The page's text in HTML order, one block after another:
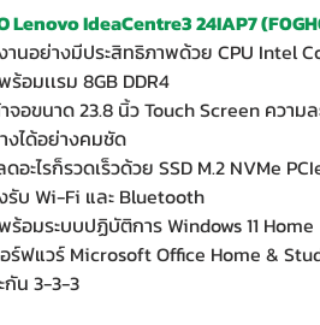
Lenovo IdeaCentre3 24IAP7
านอย่างมีประสิทธิภาพด้วย CPU Intel
ร้อมเเรม 8GB DDR4
จอขนาด 23.8 นิ้ว Touch Screen ความ
งได้อย่างคมชัด
ดอะไรก็รวดเร็วด้วย SSD M.2 NVMe
รับ Wi-Fi และ Bluetooth
ร้อมระบบปฏิบัติการ Windows 11 Home
ร์ฟแวร์ Microsoft Office Home &
กัน 3-3-3